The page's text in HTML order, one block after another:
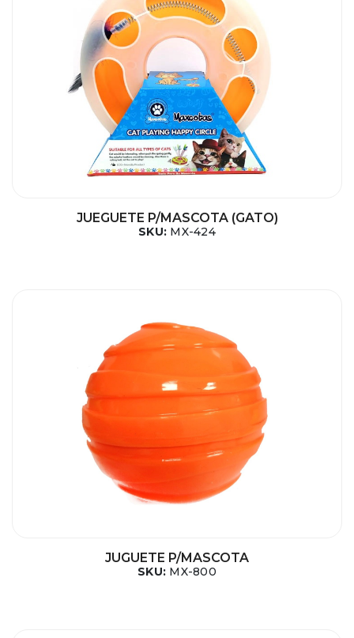
JUEGUETE P/MASCOTA (GATO)
SKU: MX-424
JUGUETE P/MASCOTA
SKU: MX-800